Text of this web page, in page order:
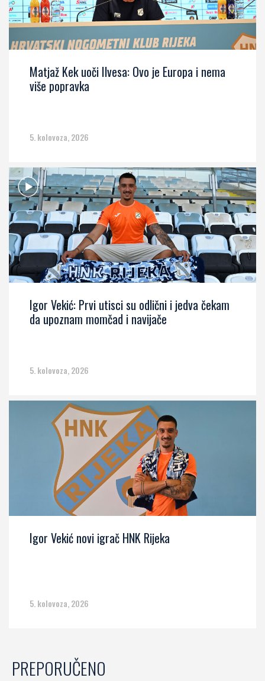
Matjaž Kek uoči Ilvesa: Ovo je Europa i nema
više popravka
5. kolovoza, 2026
Igor Vekić: Prvi utisci su odlični i jedva čekam
da upoznam momčad i navijače
5. kolovoza, 2026
Igor Vekić novi igrač HNK Rijeka
5. kolovoza, 2026
PREPORUČENO